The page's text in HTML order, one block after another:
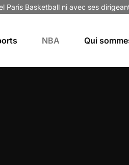
Paris Basketball ni avec ses
NBA Qui